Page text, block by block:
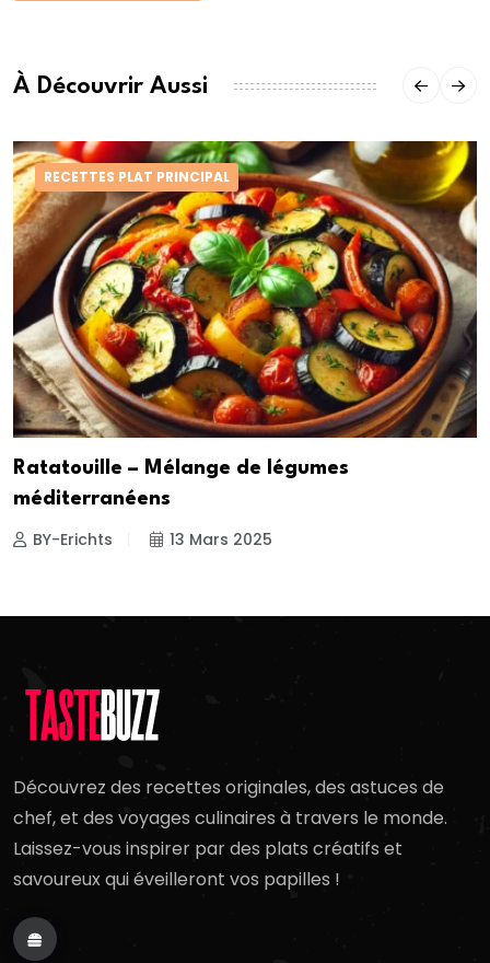
À Découvrir Aussi
RECETTES PLAT PRINCIPAL
Ratatouille – Mélange de légumes
méditerranéens
BY-Erichts 13 Mars 2025
Découvrez des recettes originales, des astuces de
chef, et des voyages culinaires à travers le monde.
Laissez-vous inspirer par des plats créatifs et
savoureux qui éveilleront vos papilles !